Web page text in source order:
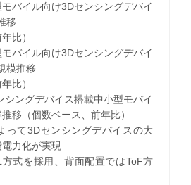
バイル向け3Dセンシングデバイ
移
比）
バイル向け3Dセンシングデバイ
模推移
比）
ングデバイス搭載中小型モバイ
移（個数ベース、前年比）
って3Dセンシングデバイスの大
力化が実現
式を採用、背面配置ではToF方